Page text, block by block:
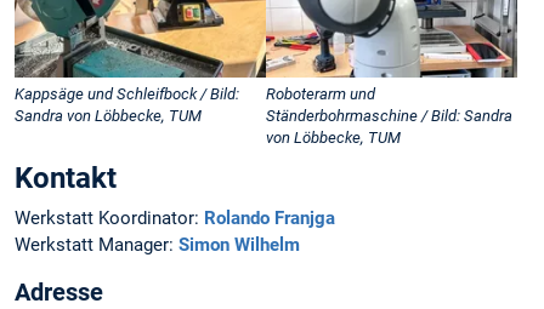
Kappsäge und Schleifbock / Bild:
Sandra von Löbbecke, TUM
Roboterarm und
Ständerbohrmaschine / Bild: Sandra
von Löbbecke, TUM
Kontakt
Werkstatt Koordinator: Rolando Franjga
Werkstatt Manager: Simon Wilhelm
Adresse